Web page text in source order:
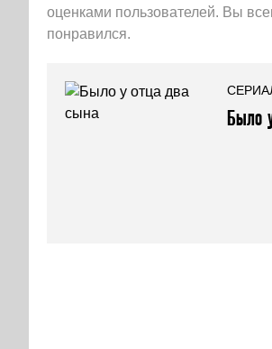
оценками пользователей. Вы
понравился.
Было